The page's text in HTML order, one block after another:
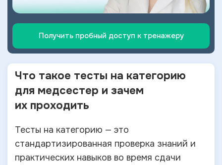
Получить пробный доступ к тренажеру
Что такое тесты на категорию
для медсестер и зачем
их проходить
Тесты на категорию — это
стандартизированная проверка знаний и
практических навыков во время сдачи